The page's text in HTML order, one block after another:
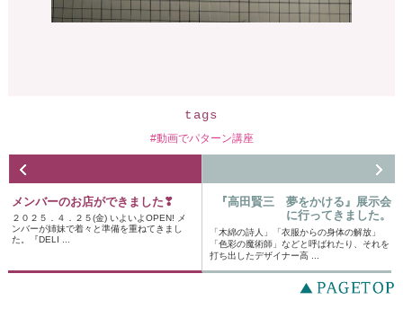
tags
動画でパターン講座
メンバーのお店ができました❣
２０２５．４．２５(金) いよいよOPEN! メ
ンバーが姉妹で着々と準備を重ねてきまし
た。『DELI ...
『高田賢三 夢をかける』展示会
に行ってきました。
「木綿の詩人」「衣服からの身体の解放」
「色彩の魔術師」などと呼ばれたり、それを
打ち出したデザイナー高 ...